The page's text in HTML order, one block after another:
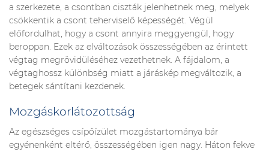
a szerkezete, a csontban ciszták jelenhetnek meg, melyek
csökkentik a csont teherviselő képességét. Végül
előfordulhat, hogy a csont annyira meggyengül, hogy
beroppan. Ezek az elváltozások összességében az érintett
végtag megrövidüléséhez vezethetnek. A fájdalom, a
végtaghossz különbség miatt a járáskép megváltozik, a
betegek sántítani kezdenek.
Mozgáskorlátozottság
Az egészséges csípőízület mozgástartománya bár
egyénenként eltérő, összességében igen nagy. Háton fekve